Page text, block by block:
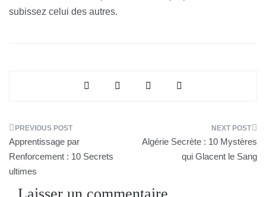
subissez celui des autres.
Navigation
de
l’article
Apprentissage par
Renforcement : 10 Secrets
ultimes
Algérie Secrète : 10 Mystères
qui Glacent le Sang